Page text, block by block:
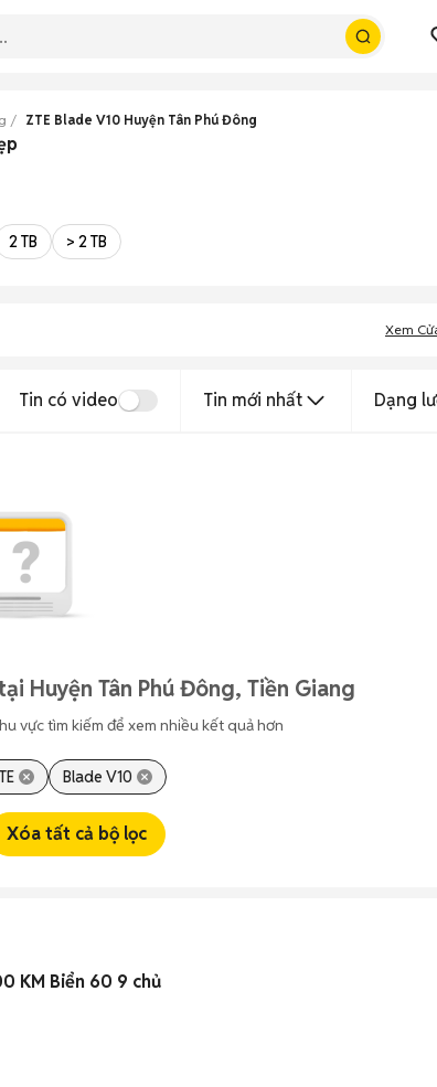
ZTE Blade V10 Huyện Tân Phú Đông
2 TB > 2 TB
Xem
Tin có video Tin mới nhất Dạng
Huyện Tân Phú Đông, Tiền Giang
vực tìm kiếm để xem nhiều kết quả hơn
Blade V10
Xóa tất cả bộ lọc
KM Biển 60 9 chủ